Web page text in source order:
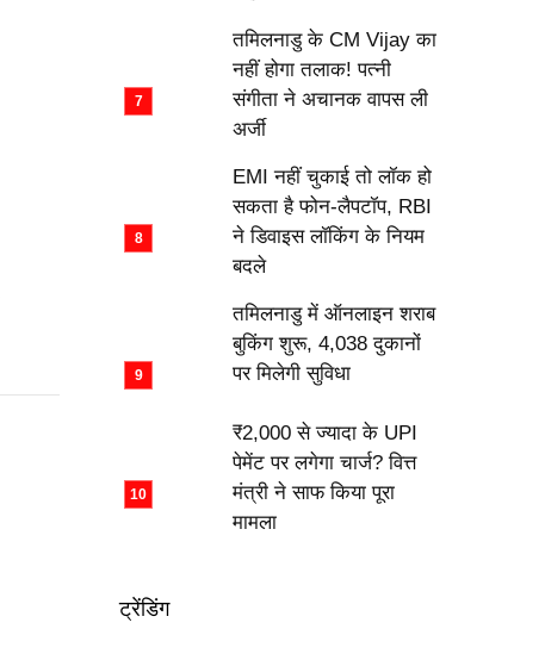
तमिलनाडु के CM Vijay का
नहीं होगा तलाक! पत्नी
संगीता ने अचानक वापस ली
अर्जी
EMI नहीं चुकाई तो लॉक हो
सकता है फोन-लैपटॉप, RBI
ने डिवाइस लॉकिंग के नियम
बदले
तमिलनाडु में ऑनलाइन शराब
बुकिंग शुरू, 4,038 दुकानों
पर मिलेगी सुविधा
₹2,000 से ज्यादा के UPI
पेमेंट पर लगेगा चार्ज? वित्त
मंत्री ने साफ किया पूरा
मामला
ट्रेंडिंग